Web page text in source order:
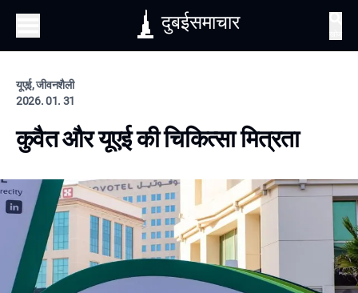
दुबईसमाचार
यूएई, जीवनशैली
2026. 01. 31
कुवैत और यूएई की चिकित्सा मित्रता